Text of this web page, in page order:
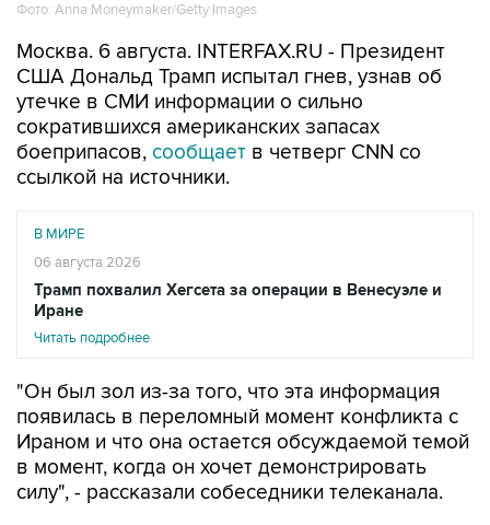
Фото: Anna Moneymaker/Getty Images
Москва. 6 августа. INTERFAX.RU - Президент
США Дональд Трамп испытал гнев, узнав об
утечке в СМИ информации о сильно
сократившихся американских запасах
боеприпасов, сообщает в четверг CNN со
ссылкой на источники.
В МИРЕ
06 августа 2026
Трамп похвалил Хегсета за операции в Венесуэле и
Иране
Читать подробнее
"Он был зол из-за того, что эта информация
появилась в переломный момент конфликта с
Ираном и что она остается обсуждаемой темой
в момент, когда он хочет демонстрировать
силу", - рассказали собеседники телеканала.